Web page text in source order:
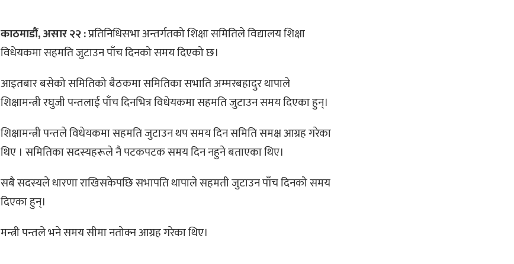
काठमाडौं, असार २२ :प्रतिनिधिसभा अन्तर्गतको शिक्षा समितिले विद्यालय शिक्षा
विधेयकमा सहमति जुटाउन पाँच दिनको समय दिएको छ।
आइतबार बसेको समितिको बैठकमा समितिका सभाति अम्मरबहादुर थापाले
शिक्षामन्त्री रघुजी पन्तलाई पाँच दिनभित्र विधेयकमा सहमति जुटाउन समय दिएका हुन्।
शिक्षामन्त्री पन्तले विधेयकमा सहमति जुटाउन थप समय दिन समिति समक्ष आग्रह गरेका
थिए । समितिका सदस्यहरूले नै पटकपटक समय दिन नहुने बताएका थिए।
सबै सदस्यले धारणा राखिसकेपछि सभापति थापाले सहमती जुटाउन पाँच दिनको समय
दिएका हुन्।
मन्त्री पन्तले भने समय सीमा नतोक्न आग्रह गरेका थिए।